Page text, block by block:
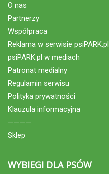
O nas
Partnerzy
Współpraca
Reklama w serwisie psiPARK.pl
psiPARK.pl w mediach
Patronat medialny
Regulamin serwisu
Polityka prywatności
Klauzula informacyjna
————
Sklep
WYBIEGI DLA PSÓW